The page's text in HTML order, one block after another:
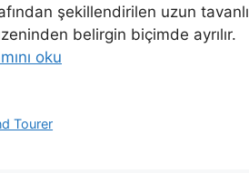
şekillendirilen uzun tavanlı
belirgin biçimde ayrılır.
oku
Tourer